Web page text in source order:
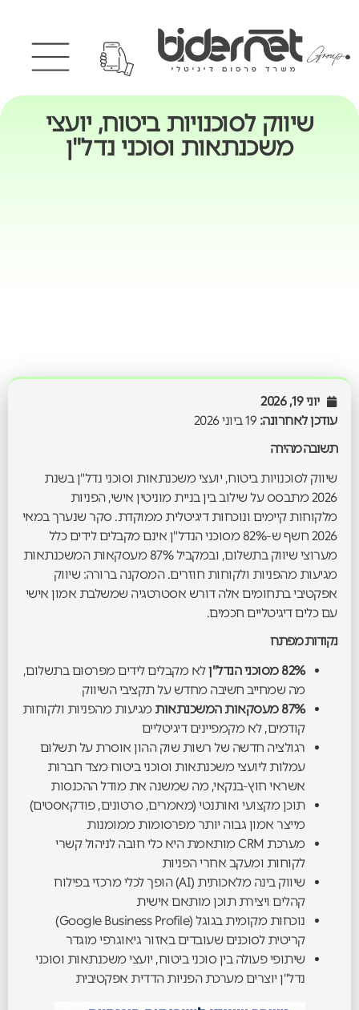
שיווק לסוכנויות ביטוח, יועצי
משכנתאות וסוכני נדל"ן
יוני 19, 2026
עודכן לאחרונה:
תשובה מהירה
שיווק לסוכנויות ביטוח, יועצי משכנתאות וסוכני נדל"ן בשנת
2026 מתבסס על שילוב בין בניית מוניטין אישי, הפניות
מלקוחות קיימים ונוכחות דיגיטלית ממוקדת. סקר שנערך במאי
2026 חשף ש-82% מסוכני הנדל"ן אינם מקבלים לידים כלל
מערוצי שיווק בתשלום, ובמקביל 87% מעסקאות המשכנתאות
מגיעות מהפניות ולקוחות חוזרים. המסקנה ברורה: שיווק
אפקטיבי בתחומים אלה דורש אסטרטגיה שמשלבת אמון אישי
עם כלים דיגיטליים חכמים.
נקודות מפתח
82% מסוכני הנדל"ן
לא מקבלים לידים מפרסום בתשלום,
מה שמחייב חשיבה מחדש על תקציבי השיווק
87% מעסקאות המשכנתאות
מגיעות מהפניות ולקוחות
קודמים, לא מקמפיינים דיגיטליים
רגולציה חדשה של רשות שוק ההון אוסרת על תשלום
עמלות ליועצי משכנתאות וסוכני ביטוח מצד חברות
אשראי חוץ-בנקאי, מה שמשנה את מודל ההכנסות
תוכן מקצועי ואותנטי (מאמרים, סרטונים, פודקאסטים)
מייצר אמון גבוה יותר מפרסומות ממומנות
מערכת CRM מותאמת היא כלי חובה לניהול קשרי
לקוחות ומעקב אחרי הפניות
שיווק בינה מלאכותית (AI) הופך לכלי מרכזי בפילוח
קהלים ויצירת תוכן מותאם אישית
נוכחות מקומית בגוגל (Google Business Profile)
קריטית לסוכנים שעובדים באזור גיאוגרפי מוגדר
שיתופי פעולה בין סוכני ביטוח, יועצי משכנתאות וסוכני
נדל"ן יוצרים מערכת הפניות הדדית אפקטיבית